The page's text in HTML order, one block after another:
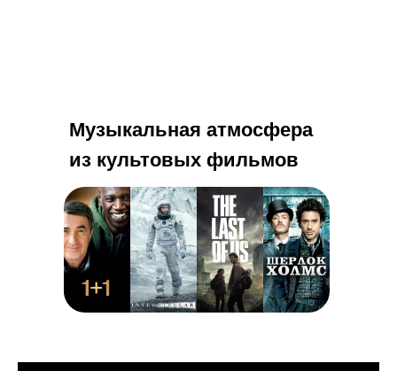
Купить билеты
Музыкальная атмосфера
из культовых фильмов